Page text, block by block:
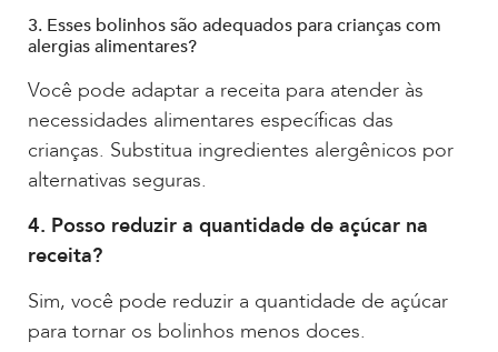
3. Esses bolinhos são adequados para crianças com
alergias alimentares?
Você pode adaptar a receita para atender às
necessidades alimentares específicas das
crianças. Substitua ingredientes alergênicos por
alternativas seguras.
4. Posso reduzir a quantidade de açúcar na
receita?
Sim, você pode reduzir a quantidade de açúcar
para tornar os bolinhos menos doces.